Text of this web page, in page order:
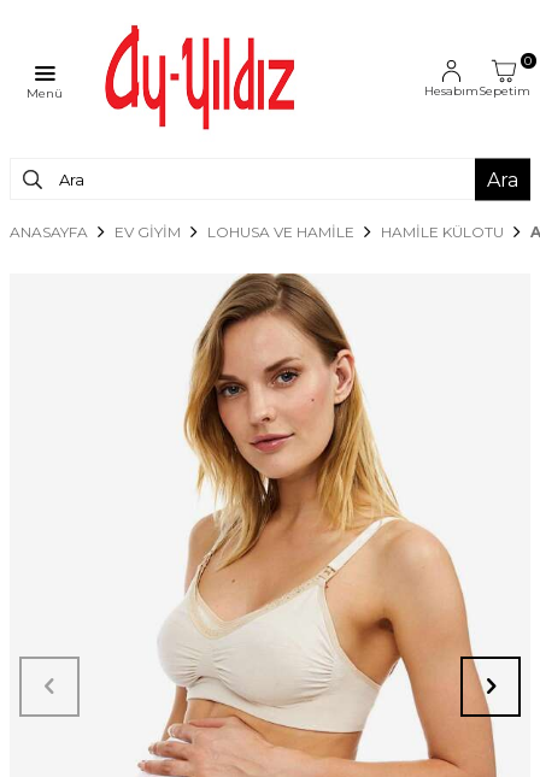
Menü Hesabım
0
Sepetim
Ara
ANASAYFA EV GİYİM LOHUSA VE HAMİLE HAMILE KÜLOTU